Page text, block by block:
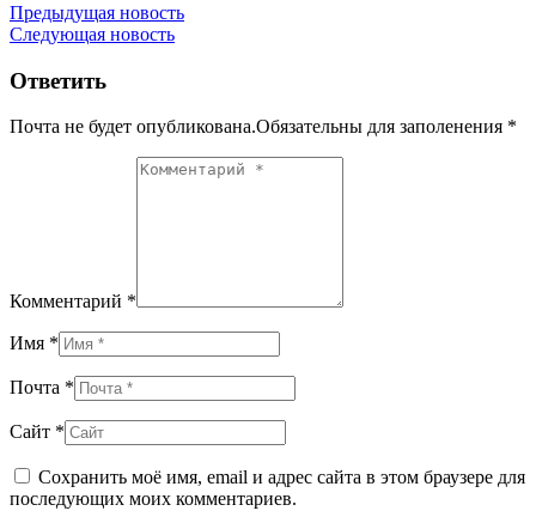
Предыдущая новость
Следующая новость
Ответить
Почта не будет опубликована.Обязательны для заполенения *
Комментарий *
Имя *
Почта *
Сайт *
Сохранить моё имя, email и адрес сайта в этом браузере для
последующих моих комментариев.